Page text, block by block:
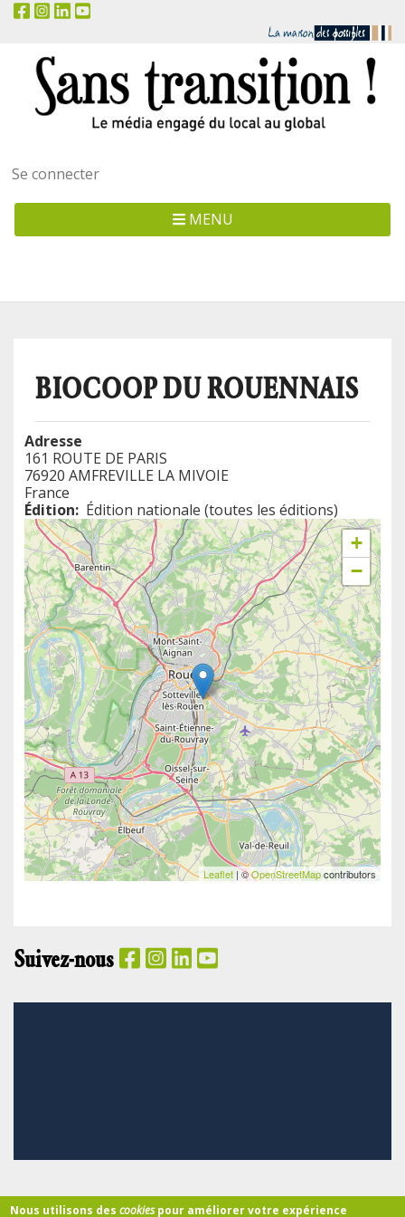
Menu
utilisateur
Se connecter
MENU
BIOCOOP DU ROUENNAIS
Adresse
161 ROUTE DE PARIS
76920 AMFREVILLE LA MIVOIE
France
Édition
Édition nationale (toutes les éditions)
+
−
Leaflet | ©OpenStreetMapcontributors
Suivez-nous
Nous utilisons descookiespour améliorer votre expérience